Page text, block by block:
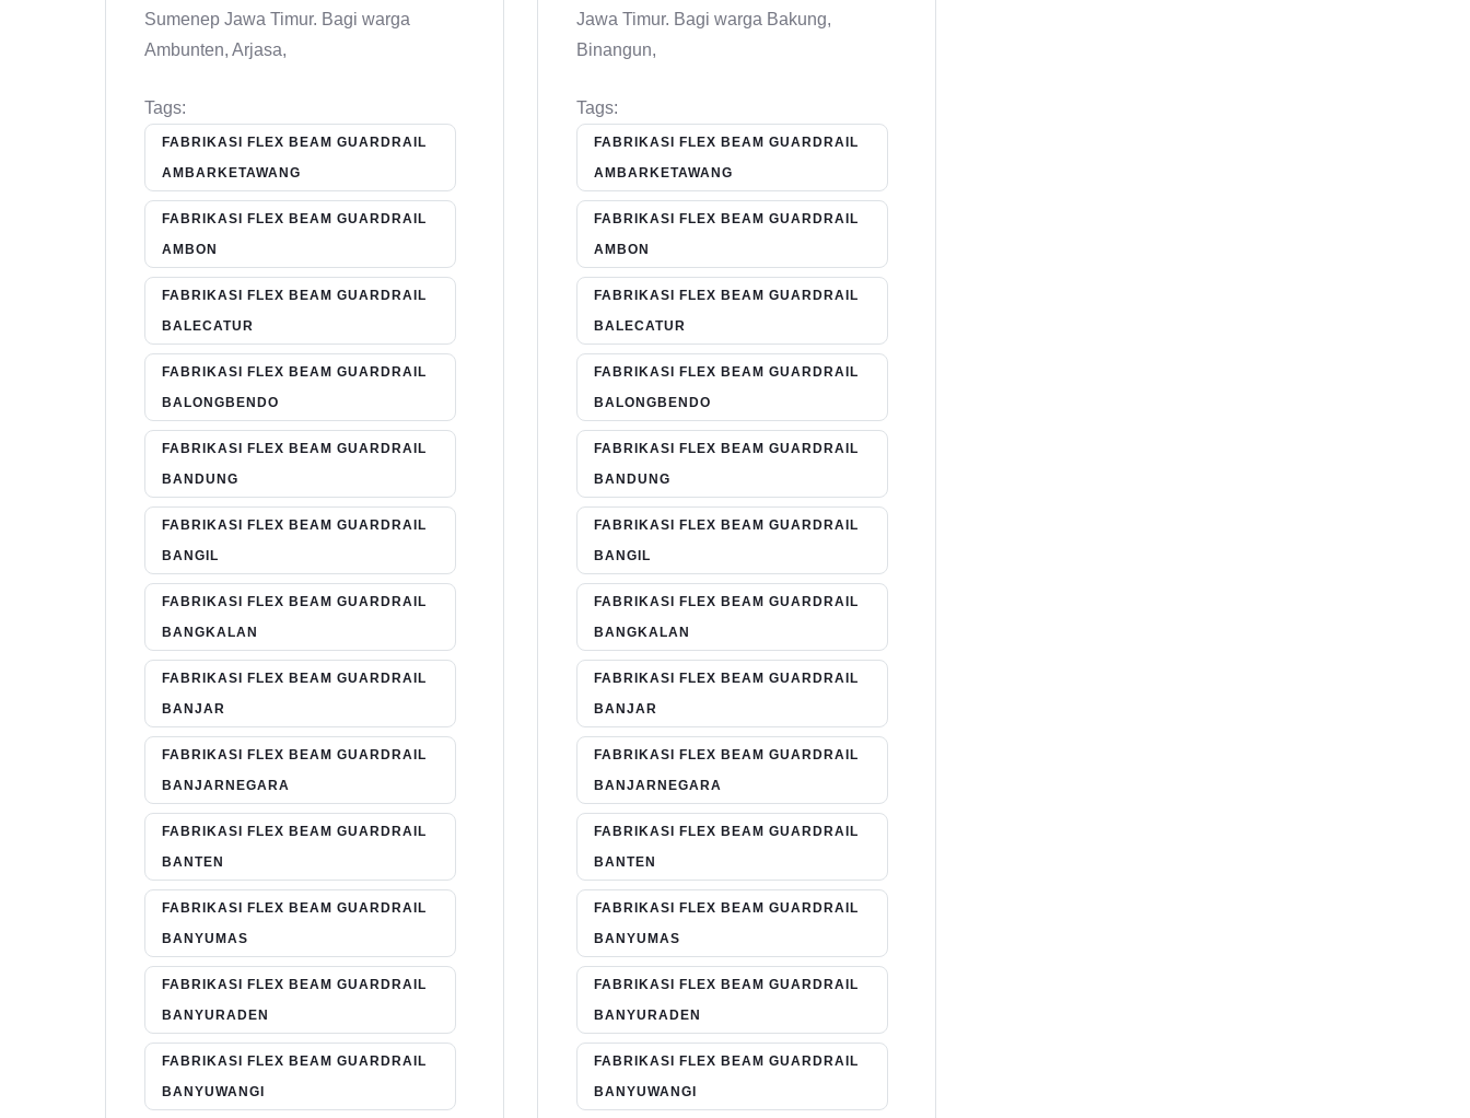
Sumenep Jawa Timur. Bagi warga
Ambunten, Arjasa,
Tags:
FABRIKASI FLEX BEAM GUARDRAIL
AMBARKETAWANG
FABRIKASI FLEX BEAM GUARDRAIL
AMBON
FABRIKASI FLEX BEAM GUARDRAIL
BALECATUR
FABRIKASI FLEX BEAM GUARDRAIL
BALONGBENDO
FABRIKASI FLEX BEAM GUARDRAIL
BANDUNG
FABRIKASI FLEX BEAM GUARDRAIL
BANGIL
FABRIKASI FLEX BEAM GUARDRAIL
BANGKALAN
FABRIKASI FLEX BEAM GUARDRAIL
BANJAR
FABRIKASI FLEX BEAM GUARDRAIL
BANJARNEGARA
FABRIKASI FLEX BEAM GUARDRAIL
BANTEN
FABRIKASI FLEX BEAM GUARDRAIL
BANYUMAS
FABRIKASI FLEX BEAM GUARDRAIL
BANYURADEN
FABRIKASI FLEX BEAM GUARDRAIL
BANYUWANGI
Jawa Timur. Bagi warga Bakung,
Binangun,
Tags:
FABRIKASI FLEX BEAM GUARDRAIL
AMBARKETAWANG
FABRIKASI FLEX BEAM GUARDRAIL
AMBON
FABRIKASI FLEX BEAM GUARDRAIL
BALECATUR
FABRIKASI FLEX BEAM GUARDRAIL
BALONGBENDO
FABRIKASI FLEX BEAM GUARDRAIL
BANDUNG
FABRIKASI FLEX BEAM GUARDRAIL
BANGIL
FABRIKASI FLEX BEAM GUARDRAIL
BANGKALAN
FABRIKASI FLEX BEAM GUARDRAIL
BANJAR
FABRIKASI FLEX BEAM GUARDRAIL
BANJARNEGARA
FABRIKASI FLEX BEAM GUARDRAIL
BANTEN
FABRIKASI FLEX BEAM GUARDRAIL
BANYUMAS
FABRIKASI FLEX BEAM GUARDRAIL
BANYURADEN
FABRIKASI FLEX BEAM GUARDRAIL
BANYUWANGI